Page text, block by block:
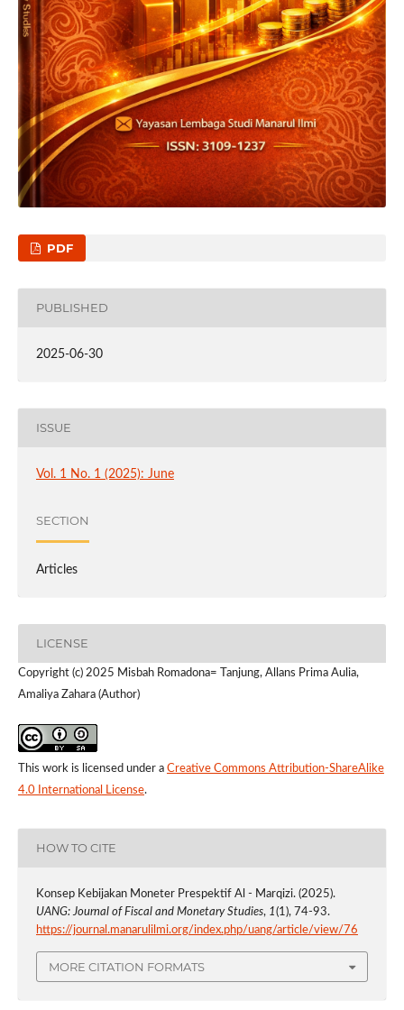
PDF
PUBLISHED
2025-06-30
ISSUE
Vol. 1 No. 1 (2025): June
SECTION
Articles
LICENSE
Copyright (c) 2025 Misbah Romadona= Tanjung, Allans Prima Aulia,
Amaliya Zahara (Author)
This work is licensed under a Creative Commons Attribution-ShareAlike
4.0 International License.
HOW TO CITE
Konsep Kebijakan Moneter Prespektif Al - Marqizi. (2025).
UANG: Journal of Fiscal and Monetary Studies, 1(1), 74-93.
https://journal.manarulilmi.org/index.php/uang/article/view/76
MORE CITATION FORMATS